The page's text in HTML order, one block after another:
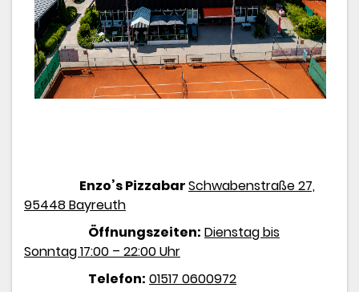
Enzo’s PizzabarSchwabenstraße 27,
95448 Bayreuth
Öffnungszeiten: Dienstag bis
Sonntag 17:00 – 22:00 Uhr
Telefon: 01517 0600972